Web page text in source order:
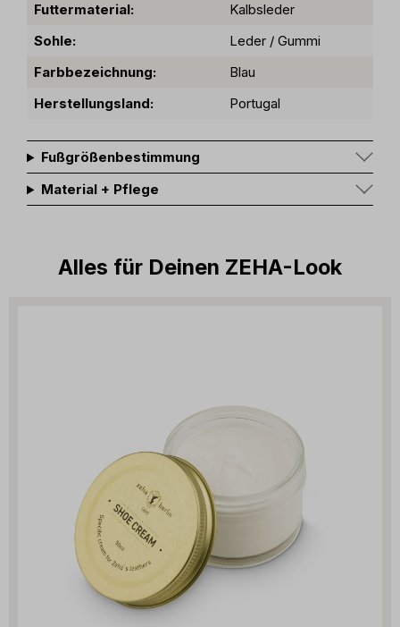
Futtermaterial:
Kalbsleder
Sohle:
Leder / Gummi
Farbbezeichnung:
Blau
Herstellungsland:
Portugal
Fußgrößenbestimmung
Material + Pflege
Alles für Deinen ZEHA-Look